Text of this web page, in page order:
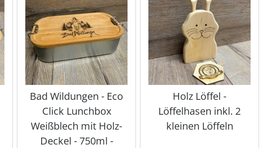
Bad Wildungen - Eco
Click Lunchbox
Weißblech mit Holz-
Deckel - 750ml -
Holz Löffel -
Löffelhasen inkl. 2
kleinen Löffeln